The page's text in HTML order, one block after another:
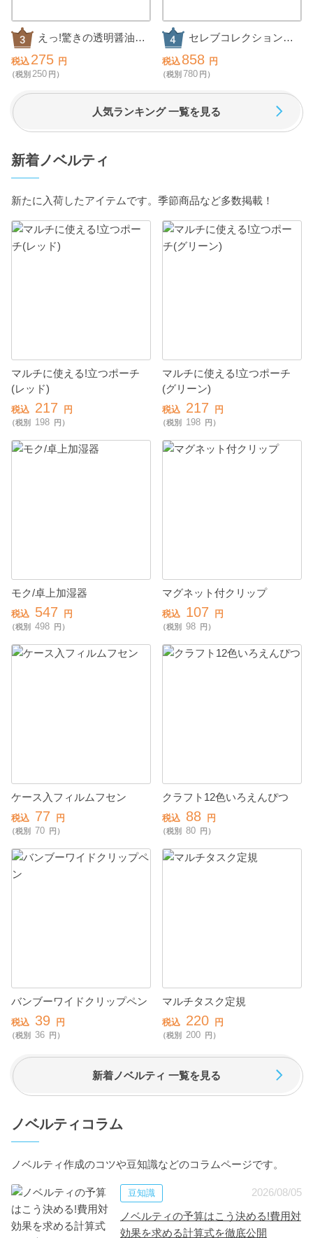
えっ!驚きの透明醤油ら
ーめん2食組
税込 275 円
（税別 250 円）
セレブコレクション
チョコケーキ
税込 858 円
（税別 780 円）
人気ランキング 一覧を見る
新着ノベルティ
新たに入荷したアイテムです。季節商品など多数掲載！
マルチに使える!立つポーチ
(レッド)
税込 217 円
（税別 198 円）
マルチに使える!立つポーチ
(グリーン)
税込 217 円
（税別 198 円）
モク/卓上加湿器
税込 547 円
（税別 498 円）
マグネット付クリップ
税込 107 円
（税別 98 円）
ケース入フィルムフセン
税込 77 円
（税別 70 円）
クラフト12色いろえんぴつ
税込 88 円
（税別 80 円）
バンブーワイドクリップペン
税込 39 円
（税別 36 円）
マルチタスク定規
税込 220 円
（税別 200 円）
新着ノベルティ 一覧を見る
ノベルティコラム
ノベルティ作成のコツや豆知識などのコラムページです。
豆知識
2026/08/05
ノベルティの予算はこう決める!費用対
効果を求める計算式を徹底公開